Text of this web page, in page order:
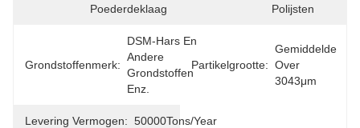
Poederdeklaag
Polijsten
Grondstoffenmerk:
DSM-Hars En
Andere
Grondstoffen
Enz.
Partikelgrootte:
Gemiddelde
Over
3043μm
Levering Vermogen: 50000Tons/Year